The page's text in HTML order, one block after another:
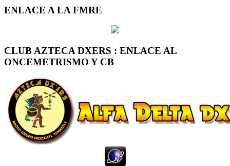
ENLACE A LA FMRE
CLUB AZTECA DXERS : ENLACE AL
ONCEMETRISMO Y CB